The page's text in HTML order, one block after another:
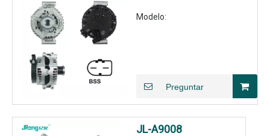
Modelo:
Preguntar
JL-A9008